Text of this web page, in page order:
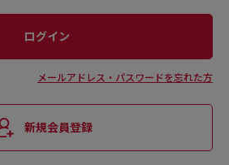
メールアドレス・パスワードを忘れた方
新規会員登録